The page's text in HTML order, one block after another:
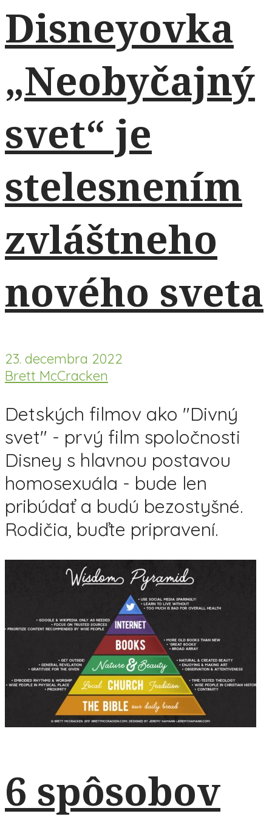
Disneyovka
„Neobyčajný
svet“ je
stelesnením
zvláštneho
nového sveta
23. decembra 2022
Brett McCracken
Detských filmov ako "Divný
svet" - prvý film spoločnosti
Disney s hlavnou postavou
homosexuála - bude len
pribúdať a budú bezostyšné.
Rodičia, buďte pripravení.
6 spôsobov